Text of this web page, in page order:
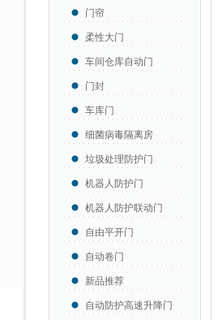
门帘
柔性大门
车间仓库自动门
门封
车库门
细菌病毒隔离房
垃圾处理防护门
机器人防护门
机器人防护联动门
自由平开门
自动卷门
新品推荐
自动防护高速升降门